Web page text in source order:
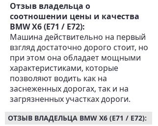
Отзыв владельца о
соотношении цены и качества
BMW X6 (E71 / E72):
Машина действительно на первый
взгляд достаточно дорого стоит, но
при этом она обладает мощными
характеристиками, которые
позволяют водить как на
заснеженных дорогах, так и на
загрязненных участках дороги.
ОТЗЫВ ВЛАДЕЛЬЦА BMW X6 (E71 / E72):